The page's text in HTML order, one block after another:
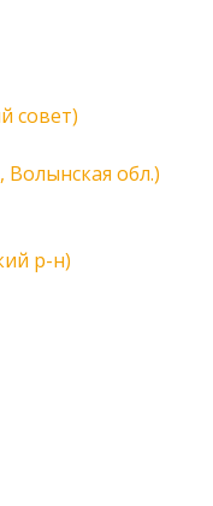
совет)
обл.)
р-н)